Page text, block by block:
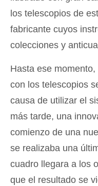
los telescopios de
fabricante cuyos
colecciones y
Hasta ese momento,
con los telescopios
causa de utilizar el
más tarde, una
comienzo de una
se realizaba una
cuadro llegara a los
que el resultado se